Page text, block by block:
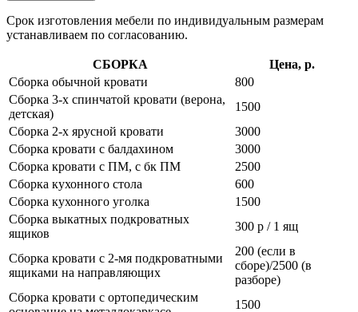
Срок изготовления мебели по индивидуальным размерам
устанавливаем по согласованию.
СБОРКА
Цена, р.
Сборка обычной кровати
800
Сборка 3-х спинчатой кровати (верона,
детская)
1500
Сборка 2-х ярусной кровати
3000
Сборка кровати с балдахином
3000
Сборка кровати с ПМ, с бк ПМ
2500
Сборка кухонного стола
600
Сборка кухонного уголка
1500
Сборка выкатных подкроватных
ящиков
300 р / 1 ящ
Сборка кровати с 2-мя подкроватными
ящиками на направляющих
200 (если в
сборе)/2500 (в
разборе)
Сборка кровати с ортопедическим
1500